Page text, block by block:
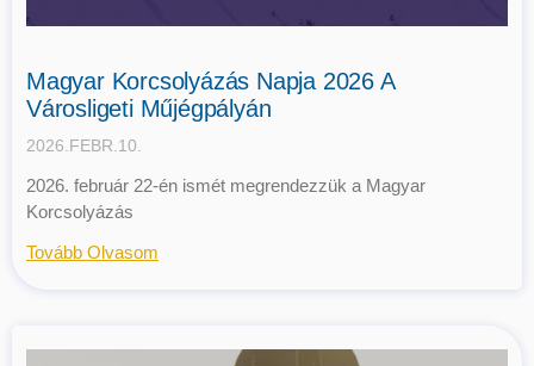
Magyar Korcsolyázás Napja 2026 A
Városligeti Műjégpályán
2026.FEBR.10.
2026. február 22-én ismét megrendezzük a Magyar
Korcsolyázás
Tovább Olvasom